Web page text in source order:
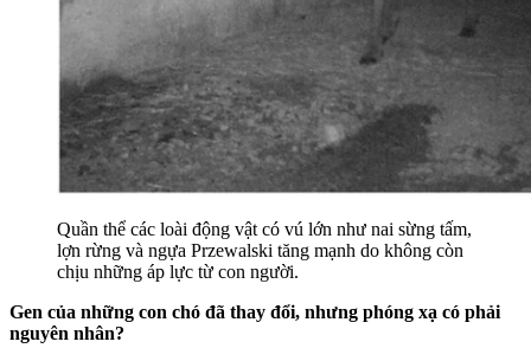
Quần thể các loài động vật có vú lớn như nai sừng tấm,
lợn rừng và ngựa Przewalski tăng mạnh do không còn
chịu những áp lực từ con người.
Gen của những con chó đã thay đổi, nhưng phóng xạ có phải
nguyên nhân?